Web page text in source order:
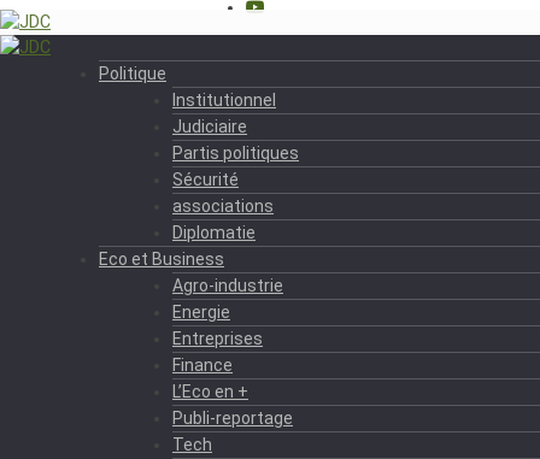
Politique
Institutionnel
Judiciaire
Partis politiques
Sécurité
associations
Diplomatie
Eco et Business
Agro-industrie
Energie
Entreprises
Finance
L’Eco en +
Publi-reportage
Tech